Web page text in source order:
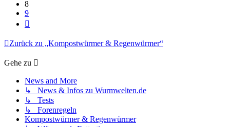
8
9
Zurück zu „Kompostwürmer & Regenwürmer“
Gehe zu
News and More
↳ News & Infos zu Wurmwelten.de
↳ Tests
↳ Forenregeln
Kompostwürmer & Regenwürmer